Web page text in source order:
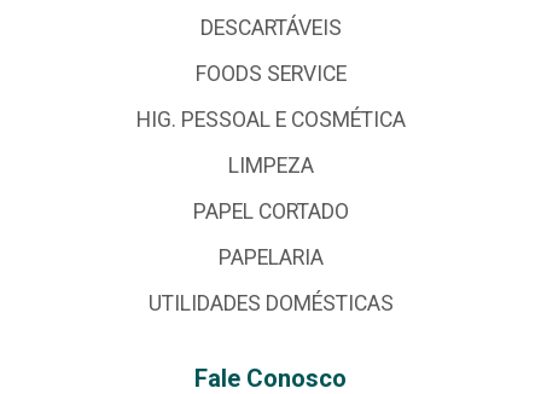
DESCARTÁVEIS
FOODS SERVICE
HIG. PESSOAL E COSMÉTICA
LIMPEZA
PAPEL CORTADO
PAPELARIA
UTILIDADES DOMÉSTICAS
Fale Conosco